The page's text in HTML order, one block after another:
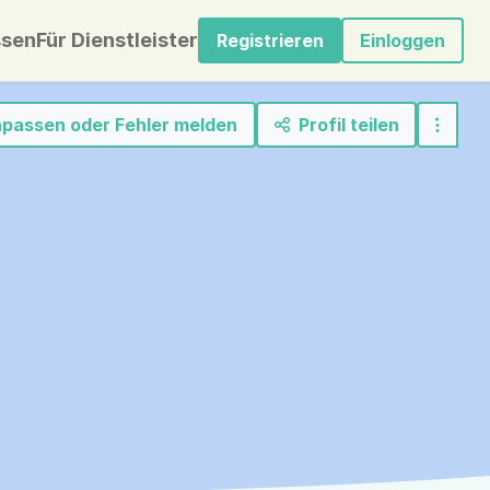
Für Dienstleister Registrieren Einloggen
oder Fehler melden Profil teilen